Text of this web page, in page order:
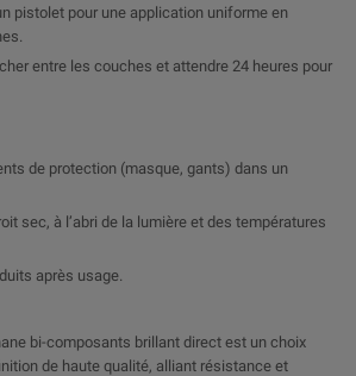
pistolet pour une application uniforme en
entre les couches et attendre 24 heures pour
de protection (masque, gants) dans un
sec, à l’abri de la lumière et des températures
après usage.
bi-composants brillant direct est un choix
de haute qualité, alliant résistance et